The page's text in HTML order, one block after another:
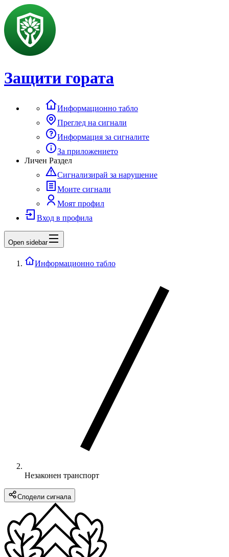
Защити гората
Информационно табло
Преглед на сигнали
Информация за сигналите
За приложението
Личен Раздел
Сигнализирай за нарушение
Моите сигнали
Моят профил
Вход в профила
Open sidebar
Информационно табло
Незаконен транспорт
Сподели сигнала